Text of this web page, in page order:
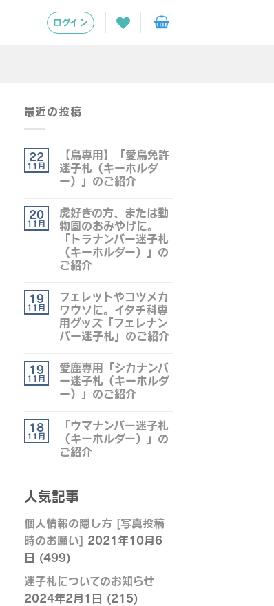
ログイン
最近の投稿
22
11月
【鳥専用】「愛鳥免許
迷子札（キーホルダ
ー）」のご紹介
20
11月
虎好きの方、または動
物園のおみやげに。
「トラナンバー迷子札
（キーホルダー）」の
ご紹介
19
11月
フェレットやコツメカ
ワウソに。イタチ科専
用グッズ「フェレナン
バー迷子札」のご紹介
19
11月
愛鹿専用「シカナンバ
ー迷子札（キーホルダ
ー）」のご紹介
18
11月
「ウマナンバー迷子札
（キーホルダー）」の
ご紹介
人気記事
個人情報の隠し方 [写真投稿
時のお願い] 2021年10月6
日 (499)
迷子札についてのお知らせ
2024年2月1日 (215)